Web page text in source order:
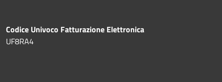
Codice Univoco Fatturazione Elettronica
UF8RA4